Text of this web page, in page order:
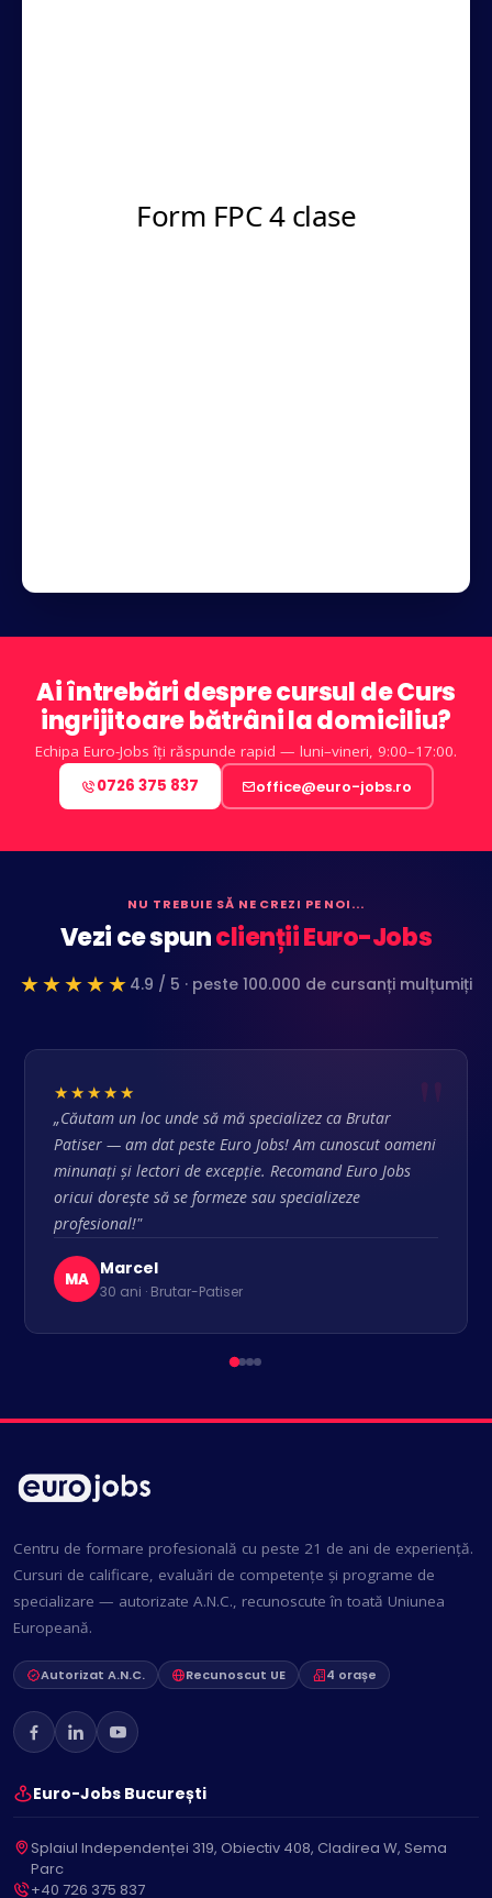
Ai întrebări despre cursul de Curs
ingrijitoare bătrâni la domiciliu?
Echipa Euro-Jobs îți răspunde rapid — luni–vineri, 9:00–17:00.
0726 375 837 office@euro-jobs.ro
NU TREBUIE SĂ NE CREZI PE NOI...
Vezi ce spunclienții Euro-Jobs
★★★★★ 4.9 / 5 · peste 100.000 de cursanți mulțumiți
★★★★★
„Căutam un loc unde să mă specializez ca Brutar
Patiser — am dat peste Euro Jobs! Am cunoscut oameni
minunați și lectori de excepție. Recomand Euro Jobs
oricui dorește să se formeze sau specializeze
profesional!"
MA
Marcel
30 ani · Brutar-Patiser
Centru de formare profesională cu peste 21 de ani de experiență.
Cursuri de calificare, evaluări de competențe și programe de
specializare — autorizate A.N.C., recunoscute în toată Uniunea
Europeană.
Autorizat A.N.C. Recunoscut UE 4 orașe
Euro-Jobs București
Splaiul Independenței 319, Obiectiv 408, Cladirea W, Sema
Parc
+40 726 375 837